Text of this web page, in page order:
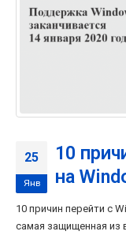
25
Янв
10
на
10 причин перейти с
самая защищенная из